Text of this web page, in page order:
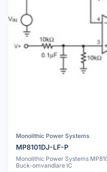
Monolithic Power Systems
MP8101DJ-LF-P
Monolithic Power Systems
Buck-omvandlare IC